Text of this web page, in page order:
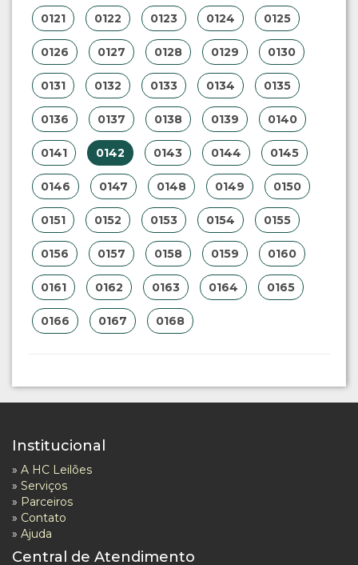
0121 0122 0123 0124 0125
0126 0127 0128 0129 0130
0131 0132 0133 0134 0135
0136 0137 0138 0139 0140
0141 0142 0143 0144 0145
0146 0147 0148 0149 0150
0151 0152 0153 0154 0155
0156 0157 0158 0159 0160
0161 0162 0163 0164 0165
0166 0167 0168
Institucional
» A HC Leilões
» Serviços
» Parceiros
» Contato
» Ajuda
Central de Atendimento